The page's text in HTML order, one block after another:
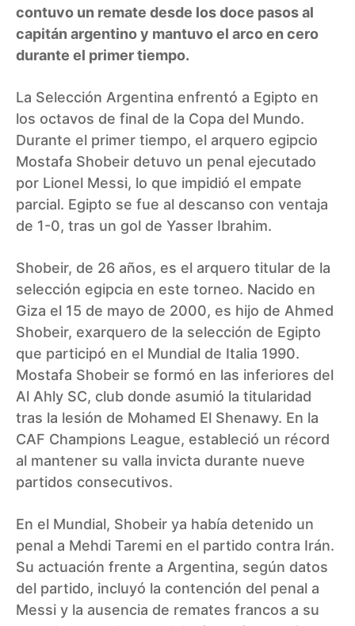
contuvo un remate desde los doce pasos al
capitán argentino y mantuvo el arco en cero
durante el primer tiempo.
La Selección Argentina enfrentó a Egipto en
los octavos de final de la Copa del Mundo.
Durante el primer tiempo, el arquero egipcio
Mostafa Shobeir detuvo un penal ejecutado
por Lionel Messi, lo que impidió el empate
parcial. Egipto se fue al descanso con ventaja
de 1-0, tras un gol de Yasser Ibrahim.
Shobeir, de 26 años, es el arquero titular de la
selección egipcia en este torneo. Nacido en
Giza el 15 de mayo de 2000, es hijo de Ahmed
Shobeir, exarquero de la selección de Egipto
que participó en el Mundial de Italia 1990.
Mostafa Shobeir se formó en las inferiores del
Al Ahly SC, club donde asumió la titularidad
tras la lesión de Mohamed El Shenawy. En la
CAF Champions League, estableció un récord
al mantener su valla invicta durante nueve
partidos consecutivos.
En el Mundial, Shobeir ya había detenido un
penal a Mehdi Taremi en el partido contra Irán.
Su actuación frente a Argentina, según datos
del partido, incluyó la contención del penal a
Messi y la ausencia de remates francos a su